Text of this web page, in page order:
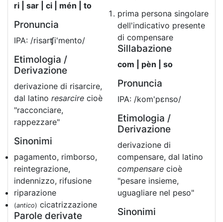
ri | sar | ci | mén | to
Pronuncia
IPA: /risarʧi'mento/
Etimologia /
Derivazione
derivazione di risarcire,
dal latino resarcire cioè
"racconciare,
rappezzare"
Sinonimi
pagamento, rimborso,
reintegrazione,
indennizzo, rifusione
riparazione
(antico) cicatrizzazione
Parole derivate
prima persona singolare
dell'indicativo presente
di compensare
Sillabazione
com | pèn | so
Pronuncia
IPA: /kom'pɛnso/
Etimologia /
Derivazione
derivazione di
compensare, dal latino
compensare cioè
"pesare insieme,
uguagliare nel peso"
Sinonimi